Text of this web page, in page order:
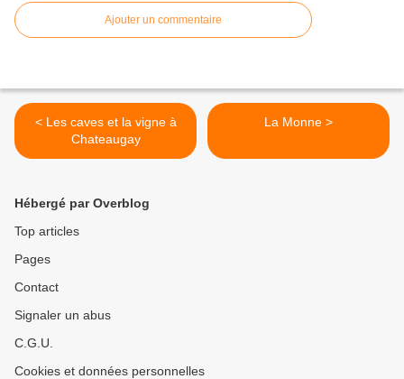
Ajouter un commentaire
< Les caves et la vigne à
Chateaugay
La Monne >
Hébergé par Overblog
Top articles
Pages
Contact
Signaler un abus
C.G.U.
Cookies et données personnelles